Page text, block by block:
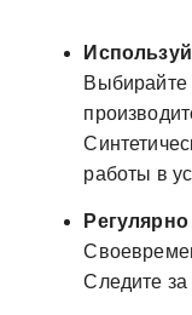
Выбирайте
работы в
Следите